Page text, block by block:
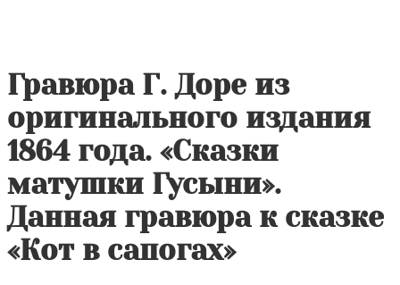
Гравюра Г. Доре из
оригинального издания
1864 года. «Сказки
матушки Гусыни».
Данная гравюра к сказке
«Кот в сапогах»